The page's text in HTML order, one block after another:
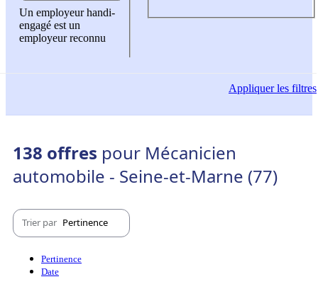
Un employeur handi-
engagé est un
employeur reconnu
Appliquerles filtres
138 offres pour Mécanicien
automobile - Seine-et-Marne (77)
Trier par Pertinence
Pertinence
Date